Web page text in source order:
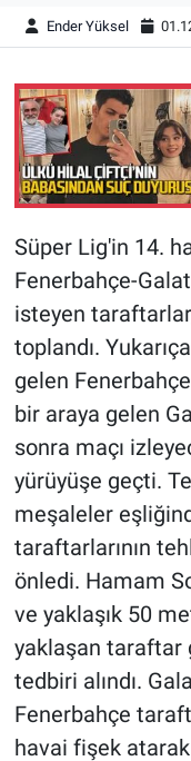
Ender Yüksel
Süper Lig'in 14.
Fenerbahçe-
isteyen
toplandı.
gelen
bir araya gelen
sonra maçı
yürüyüşe geçti.
meşaleler
taraftarlarının
önledi. Hamam
ve yaklaşık 50
yaklaşan taraftar
tedbiri alındı.
Fenerbahçe
havai fişek